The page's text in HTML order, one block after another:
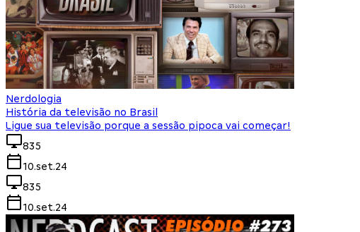
Nerdologia
História da televisão no Brasil
Ligue sua televisão porque a sessão pipoca vai começar!
835
10.set.24
835
10.set.24